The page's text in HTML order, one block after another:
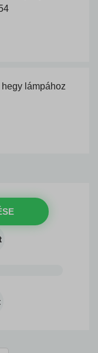
lámpához